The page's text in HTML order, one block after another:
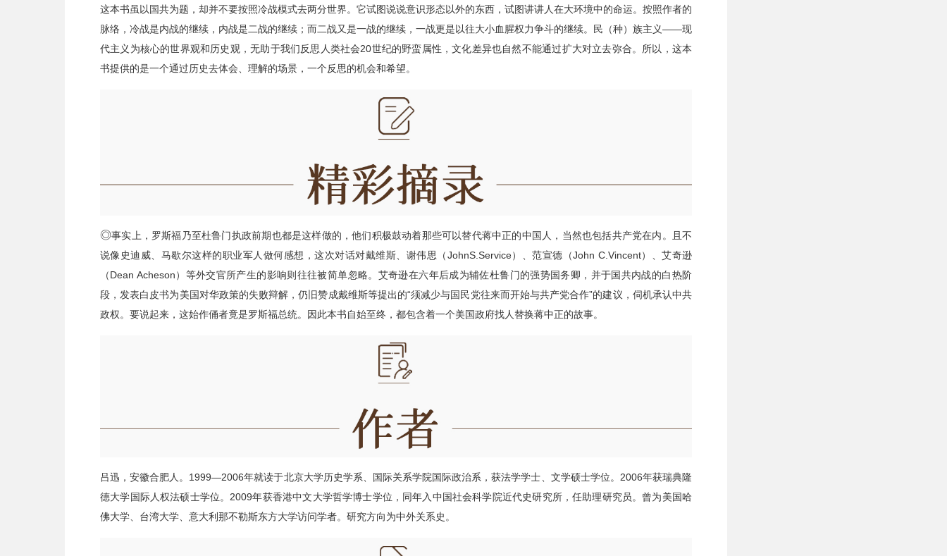
这本书虽以国共为题，却并不要按照冷战模式去两分世界。它试图说说意识形态以外的东西，试图讲讲人在大环境中的命运。按照作者的
脉络，冷战是内战的继续，内战是二战的继续；而二战又是一战的继续，一战更是以往大小血腥权力争斗的继续。民（种）族主义——现
代主义为核心的世界观和历史观，无助于我们反思人类社会20世纪的野蛮属性，文化差异也自然不能通过扩大对立去弥合。所以，这本
书提供的是一个通过历史去体会、理解的场景，一个反思的机会和希望。
◎事实上，罗斯福乃至杜鲁门执政前期也都是这样做的，他们积极鼓动着那些可以替代蒋中正的中国人，当然也包括共产党在内。且不
说像史迪威、马歇尔这样的职业军人做何感想，这次对话对戴维斯、谢伟思（JohnS.Service）、范宣德（John C.Vincent）、艾奇逊
（Dean Acheson）等外交官所产生的影响则往往被简单忽略。艾奇逊在六年后成为辅佐杜鲁门的强势国务卿，并于国共内战的白热阶
段，发表白皮书为美国对华政策的失败辩解，仍旧赞成戴维斯等提出的“须减少与国民党往来而开始与共产党合作”的建议，伺机承认中共
政权。要说起来，这始作俑者竟是罗斯福总统。因此本书自始至终，都包含着一个美国政府找人替换蒋中正的故事。
吕迅，安徽合肥人。1999—2006年就读于北京大学历史学系、国际关系学院国际政治系，获法学学士、文学硕士学位。2006年获瑞典隆
德大学国际人权法硕士学位。2009年获香港中文大学哲学博士学位，同年入中国社会科学院近代史研究所，任助理研究员。曾为美国哈
佛大学、台湾大学、意大利那不勒斯东方大学访问学者。研究方向为中外关系史。